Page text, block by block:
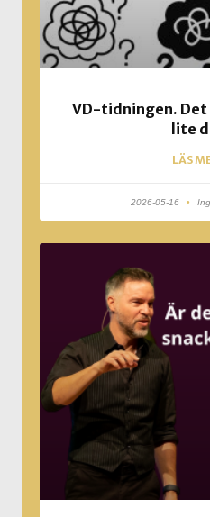
VD-tidningen.
lite
LÄS
2026-05-16